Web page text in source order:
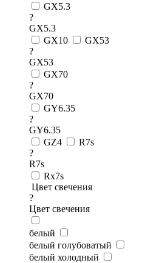
GX5.3
?
GX5.3
GX10
GX53
?
GX53
GX70
?
GX70
GY6.35
?
GY6.35
GZ4
R7s
?
R7s
Rx7s
Цвет свечения
?
Цвет свечения
белый
белый голубоватый
белый холодный